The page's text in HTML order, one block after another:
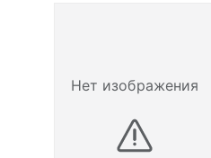
Нет изображения